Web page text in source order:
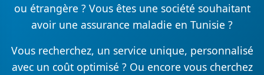
ou étrangère ? Vous êtes une société souhaitant
avoir une assurance maladie en Tunisie ?
Vous recherchez, un service unique, personnalisé
avec un coût optimisé ? Ou encore vous cherchez